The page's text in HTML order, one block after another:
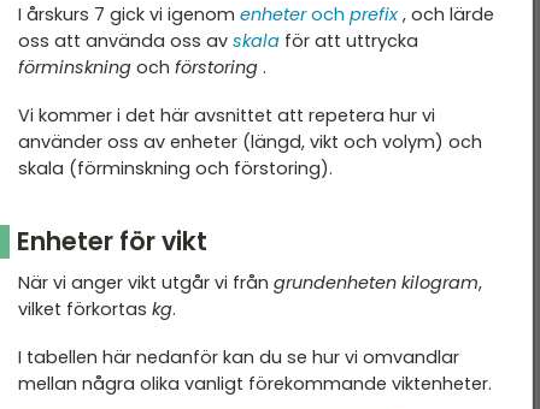
Omvandla längder
Använd skalor
I årskurs 7 gick vi igenom enheter och prefix , och lärde
oss att använda oss av skala för att uttrycka
förminskning och förstoring .
Vi kommer i det här avsnittet att repetera hur vi
använder oss av enheter (längd, vikt och volym) och
skala (förminskning och förstoring).
Enheter för vikt
När vi anger vikt utgår vi från grundenheten kilogram,
vilket förkortas kg.
I tabellen här nedanför kan du se hur vi omvandlar
mellan några olika vanligt förekommande viktenheter.
Variabler och uttryck
Ekvationer
Procent
9
DIGITALA VERKTYG
KUL MED MATTE